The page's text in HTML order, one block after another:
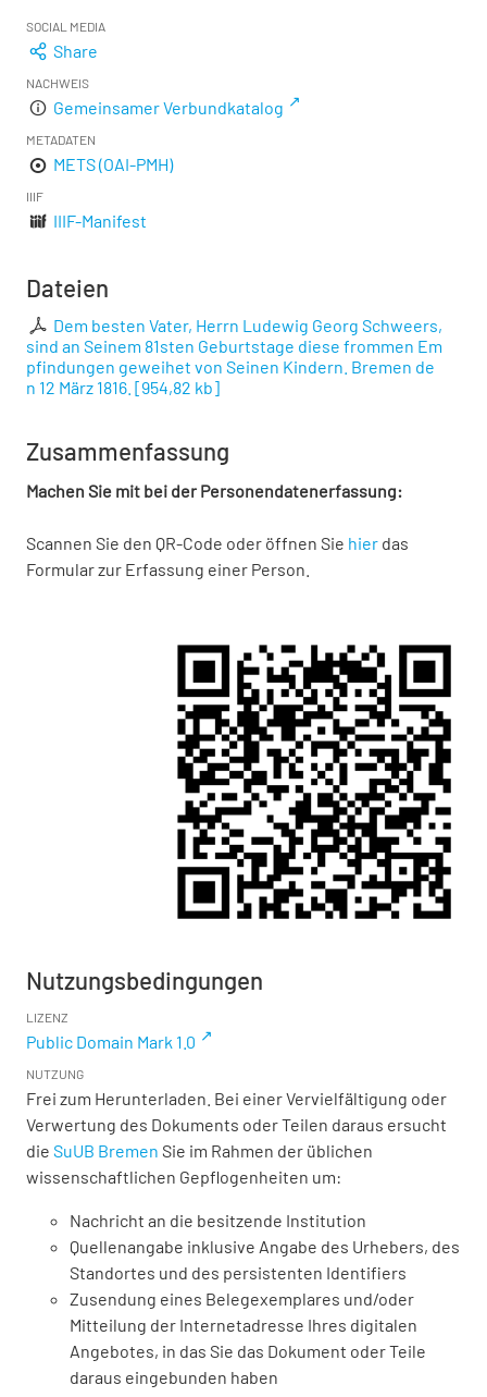
SOCIAL MEDIA
Share
NACHWEIS
Gemeinsamer Verbundkatalog
METADATEN
METS (OAI-PMH)
IIIF
IIIF-Manifest
Dateien
Dem besten Vater, Herrn Ludewig Georg Schweers,
sind an Seinem 81sten Geburtstage diese frommen Em
pfindungen geweihet von Seinen Kindern. Bremen de
n 12 März 1816. [954,82 kb]
Zusammenfassung
Machen Sie mit bei der Personendatenerfassung:
Scannen Sie den QR-Code oder öffnen Sie hier das
Formular zur Erfassung einer Person.
Nutzungsbedingungen
LIZENZ
Public Domain Mark 1.0
NUTZUNG
Frei zum Herunterladen. Bei einer Vervielfältigung oder
Verwertung des Dokuments oder Teilen daraus ersucht
die SuUB Bremen Sie im Rahmen der üblichen
wissenschaftlichen Gepflogenheiten um:
Nachricht an die besitzende Institution
Quellenangabe inklusive Angabe des Urhebers, des
Standortes und des persistenten Identifiers
Zusendung eines Belegexemplares und/oder
Mitteilung der Internetadresse Ihres digitalen
Angebotes, in das Sie das Dokument oder Teile
daraus eingebunden haben